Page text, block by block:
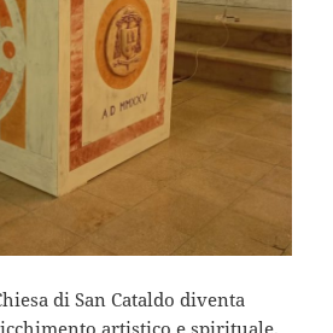
di San Cataldo diventa